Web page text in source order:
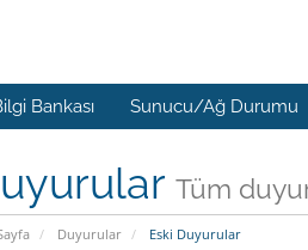
Bankası Sunucu/Ağ Durumu
Tüm
Duyurular Eski Duyurular